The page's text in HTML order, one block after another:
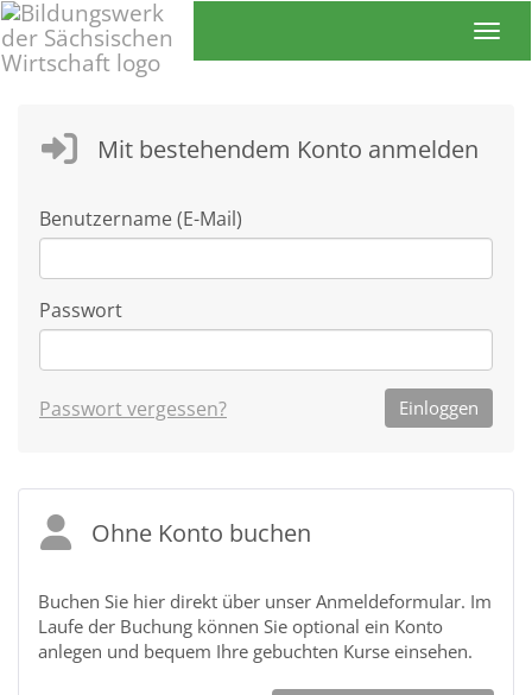
Mit bestehendem Konto anmelden
Benutzername (E-Mail)
Passwort
Passwort vergessen?
Ohne Konto buchen
Buchen Sie hier direkt über unser Anmeldeformular. Im
Laufe der Buchung können Sie optional ein Konto
anlegen und bequem Ihre gebuchten Kurse einsehen.